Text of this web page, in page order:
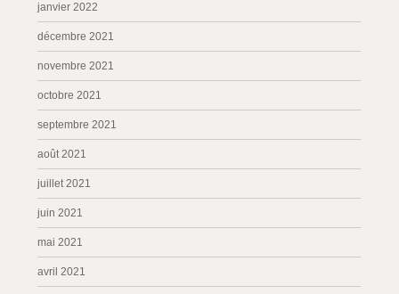
janvier 2022
décembre 2021
novembre 2021
octobre 2021
septembre 2021
août 2021
juillet 2021
juin 2021
mai 2021
avril 2021